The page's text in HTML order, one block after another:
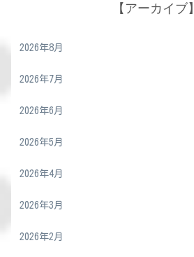
【アーカイブ】
2026年8月
2026年7月
2026年6月
2026年5月
2026年4月
2026年3月
2026年2月